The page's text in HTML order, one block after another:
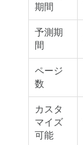
期間
予測期
間
ページ
数
カスタ
マイズ
可能